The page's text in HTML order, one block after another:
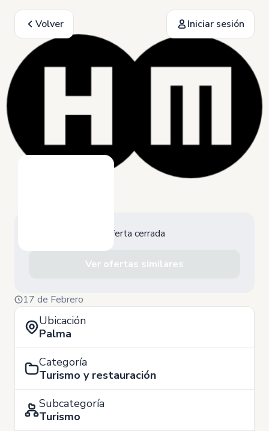
Volver Iniciar sesión
Oferta cerrada
Ver ofertas similares
17 de Febrero
Ubicación
Palma
Categoría
Turismo y restauración
Subcategoría
Turismo